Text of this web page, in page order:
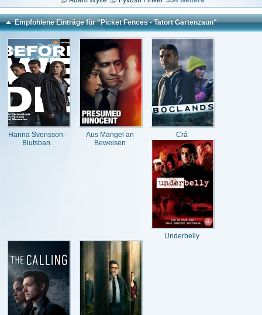
Empfohlene Einträge für "Picket Fences - Tatort Gartenzaun"
Hanna Svensson -
Blutsban..
Aus Mangel an
Beweisen
Crá
Underbelly